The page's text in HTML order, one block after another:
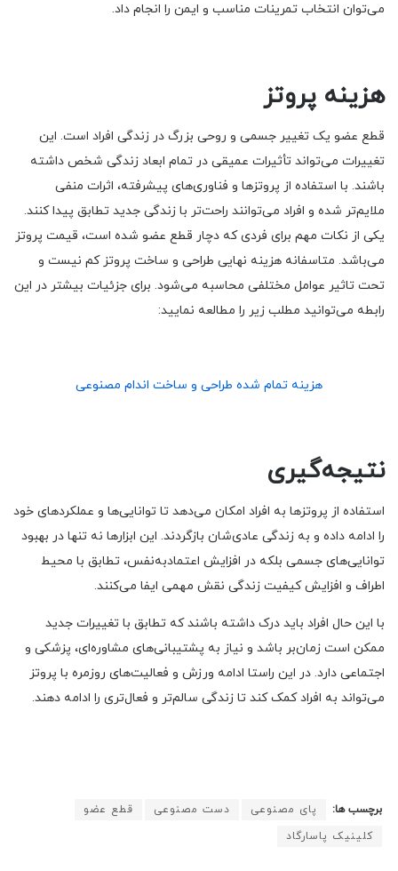
می‌توان انتخاب تمرینات مناسب و ایمن را انجام داد.
هزینه پروتز
قطع عضو یک تغییر جسمی و روحی بزرگ در زندگی افراد است. این
تغییرات می‌تواند تأثیرات عمیقی در تمام ابعاد زندگی شخص داشته
باشند. با استفاده از پروتزها و فناوری‌های پیشرفته، اثرات منفی
ملایم‌تر شده و افراد می‌توانند راحت‌تر با زندگی جدید تطابق پیدا کنند.
یکی از نکات مهم برای فردی که دچار قطع عضو شده است، قیمت پروتز
می‌باشد. متاسفانه هزینه نهایی طراحی و ساخت پروتز کم نیست و
تحت تاثیر عوامل مختلفی محاسبه می‌شود. برای جزئیات بیشتر در این
رابطه می‌توانید مطلب زیر را مطالعه نمایید:
هزینه تمام شده طراحی و ساخت اندام مصنوعی
نتیجه‌گیری
استفاده از پروتزها به افراد امکان می‌دهد تا توانایی‌ها و عملکردهای خود
را ادامه داده و به زندگی عادی‌شان بازگردند. این ابزارها نه تنها در بهبود
توانایی‌های جسمی بلکه در افزایش اعتمادبه‌نفس، تطابق با محیط
اطراف و افزایش کیفیت زندگی نقش مهمی ایفا می‌کنند.
با این حال افراد باید درک داشته باشند که تطابق با تغییرات جدید
ممکن است زمان‌بر باشد و نیاز به پشتیبانی‌های مشاوره‌ای، پزشکی و
اجتماعی دارد. در این راستا ادامه ورزش و فعالیت‌های روزمره با پروتز
می‌تواند به افراد کمک کند تا زندگی سالم‌تر و فعال‌تری را ادامه دهند.
برچسب ها: پای مصنوعی دست مصنوعی
قطع عضو
کلینیک پاسارگاد